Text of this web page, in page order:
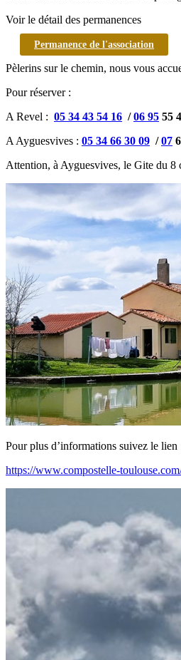
Voir le détail des permanences
Permanence de l'association
Pèlerins sur le chemin, nous vous
Pour réserver :
A Revel : 05 34 43 54 16 /06 95 55
A Ayguesvives : 05 34 66 30 09 /07
Attention, à Ayguesvives, le Gite du 8
Pour plus d’informations suivez le lien
https://www.compostelle-